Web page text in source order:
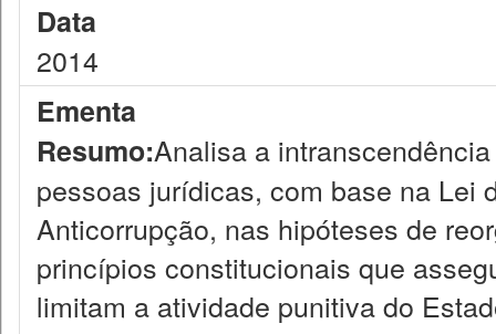
Data
2014
Ementa
Resumo:Analisa a
pessoas jurídicas, com base na Lei
Anticorrupção, nas hipóteses de
princípios constitucionais que
limitam a atividade punitiva do